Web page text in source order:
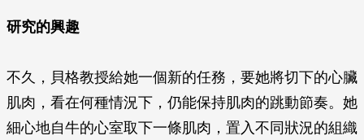
研究的興趣
不久，貝格教授給她一個新的任務，要她將切下的心臟
肌肉，看在何種情況下，仍能保持肌肉的跳動節奏。她
細心地自牛的心室取下一條肌肉，置入不同狀況的組織